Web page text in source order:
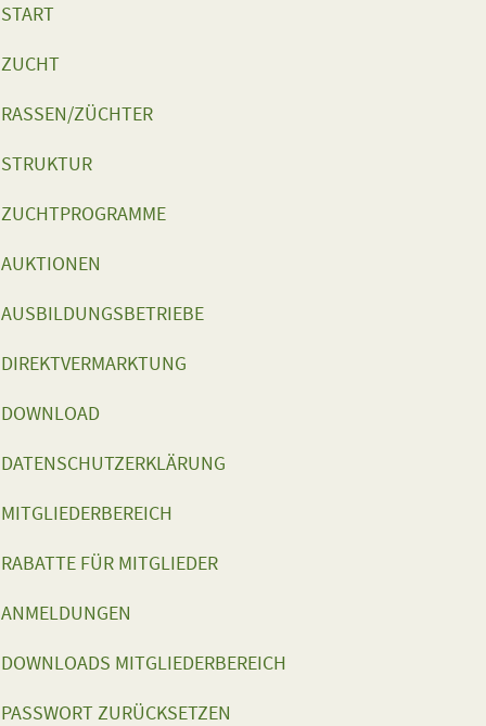
START
ZUCHT
RASSEN/ZÜCHTER
STRUKTUR
ZUCHTPROGRAMME
AUKTIONEN
AUSBILDUNGSBETRIEBE
DIREKTVERMARKTUNG
DOWNLOAD
DATENSCHUTZERKLÄRUNG
MITGLIEDERBEREICH
RABATTE FÜR MITGLIEDER
ANMELDUNGEN
DOWNLOADS MITGLIEDERBEREICH
PASSWORT ZURÜCKSETZEN